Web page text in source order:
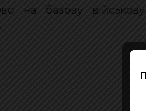
на базову